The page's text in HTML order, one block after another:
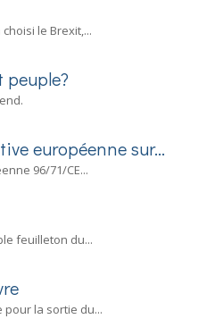
le Brexit,...
européenne sur...
96/71/CE...
feuilleton du...
la sortie du...